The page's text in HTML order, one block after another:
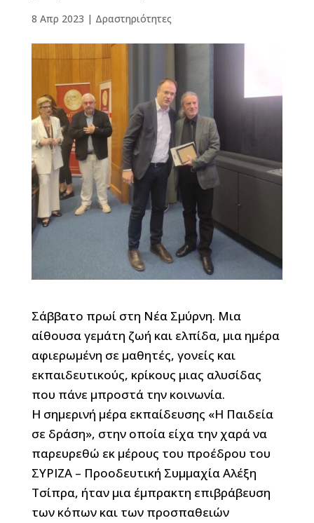
8 Απρ 2023 | Δραστηριότητες
Σάββατο πρωί στη Νέα Σμύρνη. Μια
αίθουσα γεμάτη ζωή και ελπίδα, μια ημέρα
αφιερωμένη σε μαθητές, γονείς και
εκπαιδευτικούς, κρίκους μιας αλυσίδας
που πάνε μπροστά την κοινωνία.
Η σημερινή μέρα εκπαίδευσης «Η Παιδεία
σε δράση», στην οποία είχα την χαρά να
παρευρεθώ εκ μέρους του προέδρου του
ΣΥΡΙΖΑ – Προοδευτική Συμμαχία Αλέξη
Τσίπρα, ήταν μια έμπρακτη επιβράβευση
των κόπων και των προσπαθειών